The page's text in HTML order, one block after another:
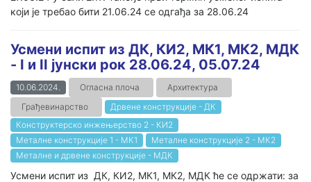
који је требао бити 21.06.24 се одгађа за 28.06.24
Усмени испит из ДК, КИ2, МК1, МК2, МДК
- I и II јунски рок 28.06.24, 05.07.24
10.06.2024. Огласна плоча
Архитектура
Грађевинарство
Дрвене конструкције - ДК
Конструктерско инжењерство 2 - КИ2
Металне конструкције 1 - МК1
Металне конструкције 2 - МК2
Металне и дрвене конструкције - МДК
Усмени испит из ДК, КИ2, МК1, МК2, МДК ће се одржати: за